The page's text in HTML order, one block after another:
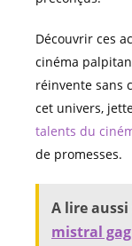
Découvrir ces
cinéma
réinvente sans
cet univers,
talents du
de promesses.
A lire aussi
mistral